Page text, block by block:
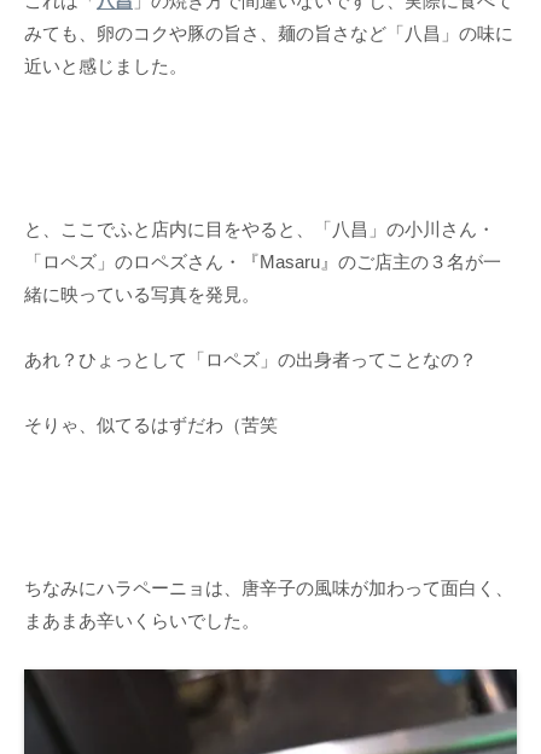
みても、卵のコクや豚の旨さ、麺の旨さなど「八昌」の味に
近いと感じました。
と、ここでふと店内に目をやると、「八昌」の小川さん・
「ロペズ」のロペズさん・『Masaru』のご店主の３名が一
緒に映っている写真を発見。
あれ？ひょっとして「ロペズ」の出身者ってことなの？
そりゃ、似てるはずだわ（苦笑
ちなみにハラペーニョは、唐辛子の風味が加わって面白く、
まあまあ辛いくらいでした。